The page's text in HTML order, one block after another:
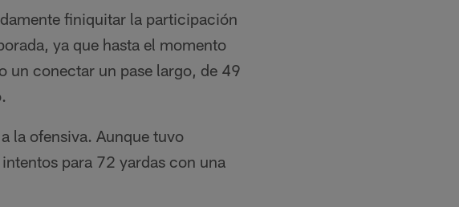
finiquitar la participación
ya que hasta el momento
un conectar un pase largo, de 49
la ofensiva. Aunque tuvo
para 72 yardas con una